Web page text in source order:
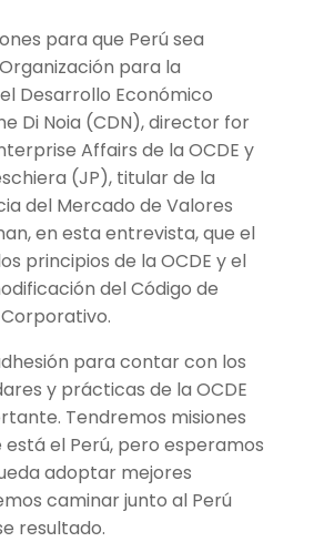
para que Perú sea
para la
Desarrollo Económico
Di Noia (CDN), director for
Affairs de la OCDE y
(JP), titular de la
del Mercado de Valores
en esta entrevista, que el
principios de la OCDE y el
del Código de
para contar con los
y prácticas de la OCDE
Tendremos misiones
el Perú, pero esperamos
adoptar mejores
caminar junto al Perú
resultado.